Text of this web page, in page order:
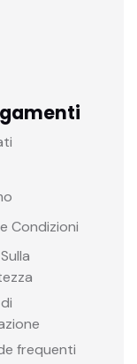
Condizioni
frequenti